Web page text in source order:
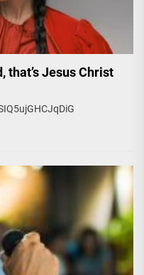
that’s Jesus Christ